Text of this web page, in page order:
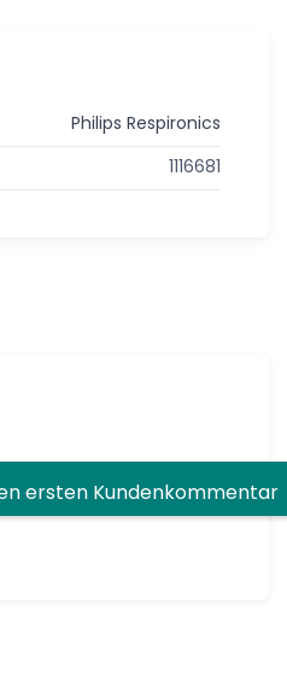
Philips Respironics
1116681
ersten Kundenkommentar